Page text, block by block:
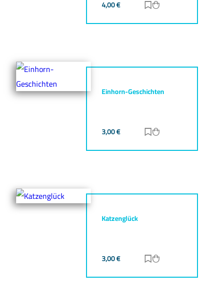
4,00€ Zur Merkliste
Einhorn-Geschichten
3,00€ Zur Merkliste
Katzenglück
3,00€ Zur Merkliste